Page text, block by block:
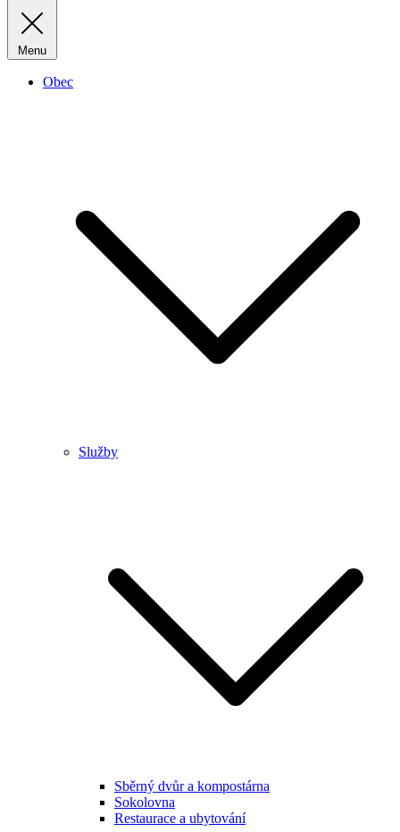
Menu
Obec
Služby
Sběrný dvůr a kompostárna
Sokolovna
Restaurace a ubytování